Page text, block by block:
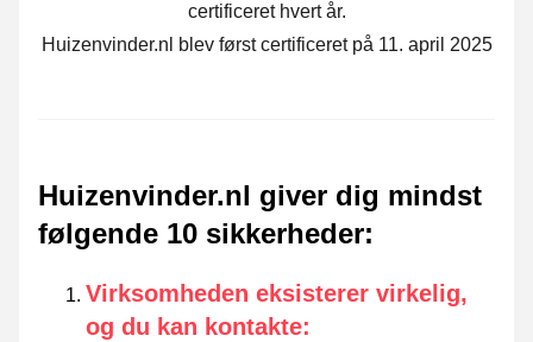
certificeret hvert år.
Huizenvinder.nl blev først certificeret på 11. april 2025
Huizenvinder.nl giver dig mindst
følgende 10 sikkerheder:
Virksomheden eksisterer virkelig,
og du kan kontakte: